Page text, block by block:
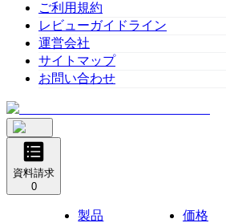
ご利用規約
レビューガイドライン
運営会社
サイトマップ
お問い合わせ
資料請求
0
製品 価格